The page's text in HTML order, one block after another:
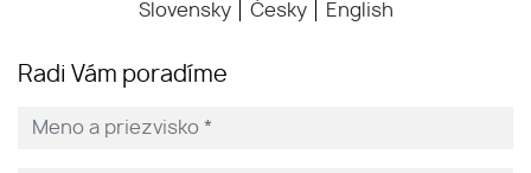
Slovensky
Česky English
Radi Vám poradíme